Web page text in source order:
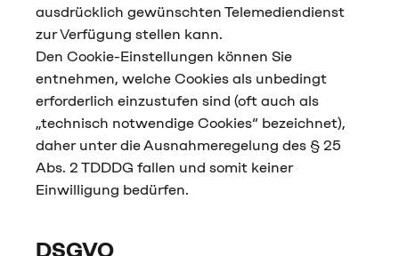
ausdrücklich gewünschten Telemediendienst
zur Verfügung stellen kann.
Den Cookie-Einstellungen können Sie
entnehmen, welche Cookies als unbedingt
erforderlich einzustufen sind (oft auch als
„technisch notwendige Cookies“ bezeichnet),
daher unter die Ausnahmeregelung des § 25
Abs. 2 TDDDG fallen und somit keiner
Einwilligung bedürfen.
DSGVO